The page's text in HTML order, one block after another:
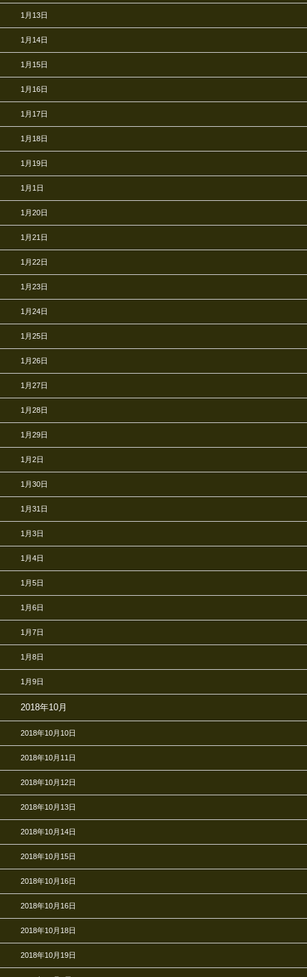
1月13日
1月14日
1月15日
1月16日
1月17日
1月18日
1月19日
1月1日
1月20日
1月21日
1月22日
1月23日
1月24日
1月25日
1月26日
1月27日
1月28日
1月29日
1月2日
1月30日
1月31日
1月3日
1月4日
1月5日
1月6日
1月7日
1月8日
1月9日
2018年10月
2018年10月10日
2018年10月11日
2018年10月12日
2018年10月13日
2018年10月14日
2018年10月15日
2018年10月16日
2018年10月16日
2018年10月18日
2018年10月19日